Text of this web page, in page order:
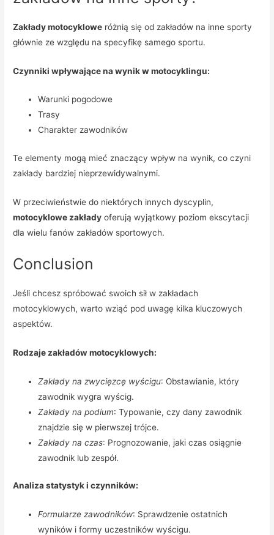
Zakłady motocyklowe różnią się od zakładów na inne sporty
głównie ze względu na specyfikę samego sportu.
Czynniki wpływające na wynik w motocyklingu:
Warunki pogodowe
Trasy
Charakter zawodników
Te elementy mogą mieć znaczący wpływ na wynik, co czyni
zakłady bardziej nieprzewidywalnymi.
W przeciwieństwie do niektórych innych dyscyplin,
motocyklowe zakłady oferują wyjątkowy poziom ekscytacji
dla wielu fanów zakładów sportowych.
Conclusion
Jeśli chcesz spróbować swoich sił w zakładach
motocyklowych, warto wziąć pod uwagę kilka kluczowych
aspektów.
Rodzaje zakładów motocyklowych:
Zakłady na zwycięzcę wyścigu: Obstawianie, który
zawodnik wygra wyścig.
Zakłady na podium: Typowanie, czy dany zawodnik
znajdzie się w pierwszej trójce.
Zakłady na czas: Prognozowanie, jaki czas osiągnie
zawodnik lub zespół.
Analiza statystyk i czynników:
Formularze zawodników: Sprawdzenie ostatnich
wyników i formy uczestników wyścigu.